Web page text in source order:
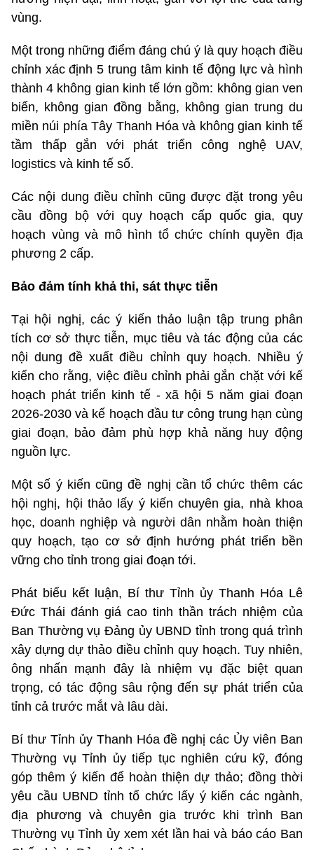
vùng.
Một trong những điểm đáng chú ý là quy hoạch điều
chỉnh xác định 5 trung tâm kinh tế động lực và hình
thành 4 không gian kinh tế lớn gồm: không gian ven
biển, không gian đồng bằng, không gian trung du
miền núi phía Tây Thanh Hóa và không gian kinh tế
tầm thấp gắn với phát triển công nghệ UAV,
logistics và kinh tế số.
Các nội dung điều chỉnh cũng được đặt trong yêu
cầu đồng bộ với quy hoạch cấp quốc gia, quy
hoạch vùng và mô hình tổ chức chính quyền địa
phương 2 cấp.
Bảo đảm tính khả thi, sát thực tiễn
Tại hội nghị, các ý kiến thảo luận tập trung phân
tích cơ sở thực tiễn, mục tiêu và tác động của các
nội dung đề xuất điều chỉnh quy hoạch. Nhiều ý
kiến cho rằng, việc điều chỉnh phải gắn chặt với kế
hoạch phát triển kinh tế - xã hội 5 năm giai đoạn
2026-2030 và kế hoạch đầu tư công trung hạn cùng
giai đoạn, bảo đảm phù hợp khả năng huy động
nguồn lực.
Một số ý kiến cũng đề nghị cần tổ chức thêm các
hội nghị, hội thảo lấy ý kiến chuyên gia, nhà khoa
học, doanh nghiệp và người dân nhằm hoàn thiện
quy hoạch, tạo cơ sở định hướng phát triển bền
vững cho tỉnh trong giai đoạn tới.
Phát biểu kết luận, Bí thư Tỉnh ủy Thanh Hóa Lê
Đức Thái đánh giá cao tinh thần trách nhiệm của
Ban Thường vụ Đảng ủy UBND tỉnh trong quá trình
xây dựng dự thảo điều chỉnh quy hoạch. Tuy nhiên,
ông nhấn mạnh đây là nhiệm vụ đặc biệt quan
trọng, có tác động sâu rộng đến sự phát triển của
tỉnh cả trước mắt và lâu dài.
Bí thư Tỉnh ủy Thanh Hóa đề nghị các Ủy viên Ban
Thường vụ Tỉnh ủy tiếp tục nghiên cứu kỹ, đóng
góp thêm ý kiến để hoàn thiện dự thảo; đồng thời
yêu cầu UBND tỉnh tổ chức lấy ý kiến các ngành,
địa phương và chuyên gia trước khi trình Ban
Thường vụ Tỉnh ủy xem xét lần hai và báo cáo Ban